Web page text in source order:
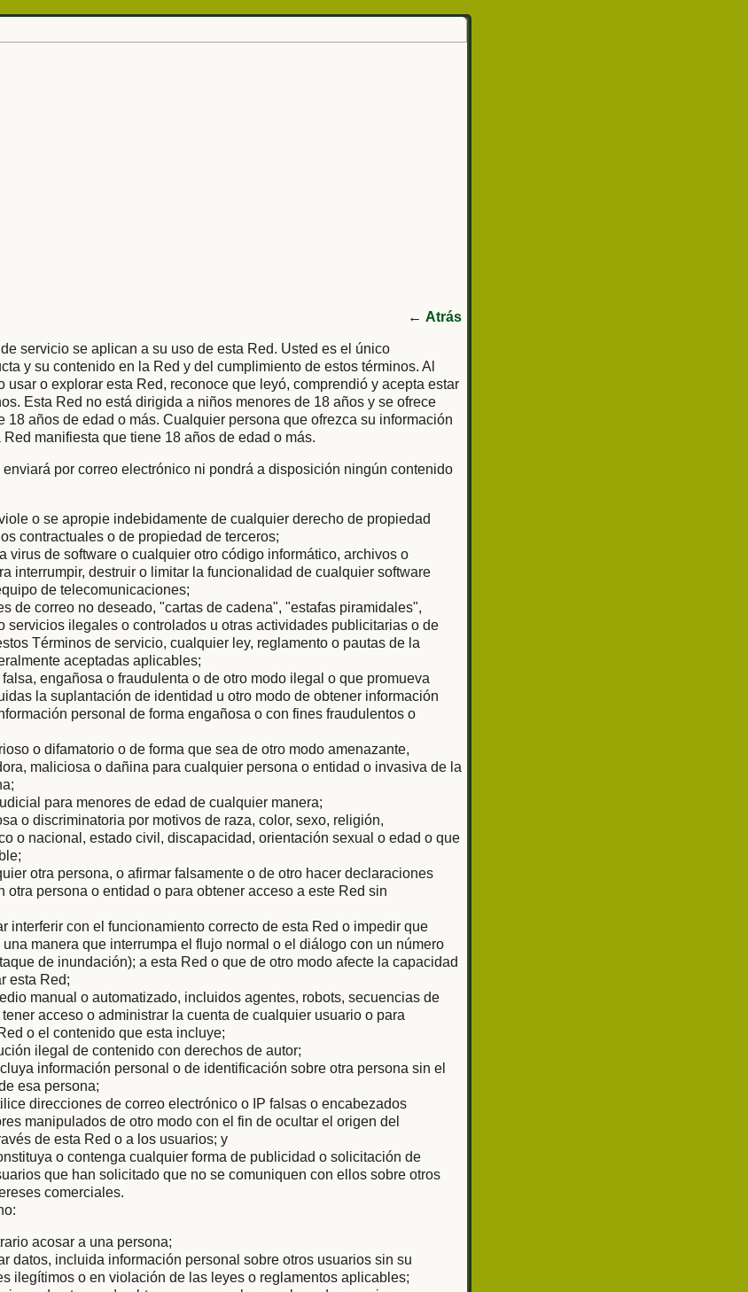
← Atrás
servicio se aplican a su uso de esta Red. Usted es el único
y su contenido en la Red y del cumplimiento de estos términos. Al
usar o explorar esta Red, reconoce que leyó, comprendió y acepta estar
Esta Red no está dirigida a niños menores de 18 años y se ofrece
18 años de edad o más. Cualquier persona que ofrezca su información
manifiesta que tiene 18 años de edad o más.
por correo electrónico ni pondrá a disposición ningún contenido
o se apropie indebidamente de cualquier derecho de propiedad
contractuales o de propiedad de terceros;
virus de software o cualquier otro código informático, archivos o
interrumpir, destruir o limitar la funcionalidad de cualquier software
de telecomunicaciones;
de correo no deseado, "cartas de cadena", "estafas piramidales",
servicios ilegales o controlados u otras actividades publicitarias o de
Términos de servicio, cualquier ley, reglamento o pautas de la
aceptadas aplicables;
engañosa o fraudulenta o de otro modo ilegal o que promueva
la suplantación de identidad u otro modo de obtener información
personal de forma engañosa o con fines fraudulentos o
o difamatorio o de forma que sea de otro modo amenazante,
maliciosa o dañina para cualquier persona o entidad o invasiva de la
para menores de edad de cualquier manera;
o discriminatoria por motivos de raza, color, sexo, religión,
o nacional, estado civil, discapacidad, orientación sexual o edad o que
otra persona, o afirmar falsamente o de otro hacer declaraciones
otra persona o entidad o para obtener acceso a este Red sin
interferir con el funcionamiento correcto de esta Red o impedir que
manera que interrumpa el flujo normal o el diálogo con un número
de inundación); a esta Red o que de otro modo afecte la capacidad
esta Red;
manual o automatizado, incluidos agentes, robots, secuencias de
acceso o administrar la cuenta de cualquier usuario o para
o el contenido que esta incluye;
ilegal de contenido con derechos de autor;
información personal o de identificación sobre otra persona sin el
esa persona;
direcciones de correo electrónico o IP falsas o encabezados
manipulados de otro modo con el fin de ocultar el origen del
de esta Red o a los usuarios; y
o contenga cualquier forma de publicidad o solicitación de
que han solicitado que no se comuniquen con ellos sobre otros
comerciales.
acosar a una persona;
datos, incluida información personal sobre otros usuarios sin su
ilegítimos o en violación de las leyes o reglamentos aplicables;